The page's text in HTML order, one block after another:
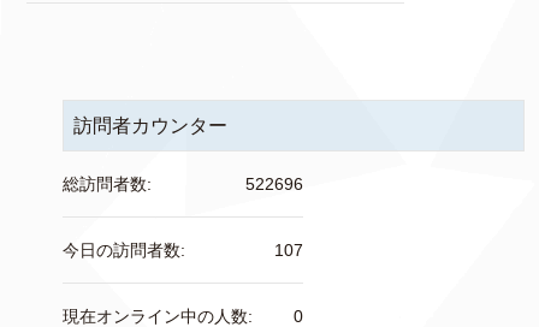
訪問者カウンター
522696
総訪問者数:
107
今日の訪問者数:
0
現在オンライン中の人数: